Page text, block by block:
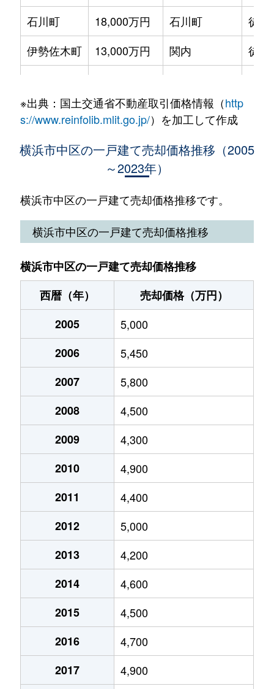
石川町
18,000万円 石川町
徒歩
伊勢佐木町
13,000万円 関内
徒歩
打越
2,300万円 石川町
220,000万円
太田町
48,000万円 日本大通り
大平町
3,800万円 山手
北方町
6,400万円 石川町
徒歩
寿町
20,000万円 石川町
徒歩
小港町
10,000万円
新山下
5,300万円
末吉町
1,600万円
住吉町
47,000万円
住吉町
29,000万円
滝之上
7,900万円
竹之丸
6,500万円
竹之丸
4,500万円
竹之丸
7,200万円
長者町
10,000万円
※出典：国土交通省不動産取引価格情報（http
s://www.reinfolib.mlit.go.jp/）を加工して作成
横浜市中区の一戸建て売却価格推移（2005
～2023年）
横浜市中区の一戸建て売却価格推移です。
横浜市中区の一戸建て売却価格推移
横浜市中区の一戸建て売却価格推移
西暦（年）
売却価格（万円）
2005
5,000
2006
5,450
2007
5,800
2008
4,500
2009
4,300
2010
4,900
2011
4,400
2012
5,000
2013
4,200
2014
4,600
2015
4,500
2016
4,700
2017
4,900